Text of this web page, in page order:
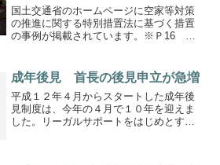
国土交通省のホームページに空家等対策
の推進に関する特別措置法に基づく措置
の事例が掲載されています。※Ｐ16
室蘭市、福岡県飯塚市）略式代執行とし
て７例（長崎県新上五島町、...
成年後見 首長の後見申立が急増
平成１２年４月からスタートした成年後
見制度は、今年の４月で１０年を迎えま
した。リーガルサポートをはじめとする